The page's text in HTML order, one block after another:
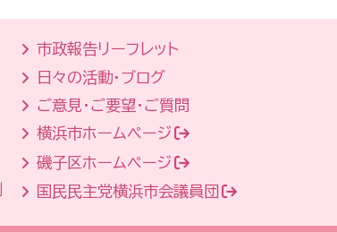
市政報告リーフレット
日々の活動・ブログ
ご意見・ご要望・ご質問
横浜市ホームページ
磯子区ホームページ
国民民主党横浜市会議員団